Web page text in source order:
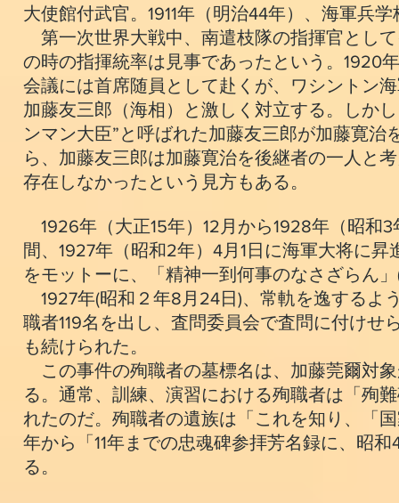
大使館付武官。1911年（明治44年）、海軍兵
第一次世界大戦中、南遣枝隊の指揮官とし
の時の指揮統率は見事であったという。1920
会議には首席随員として赴くが、ワシントン
加藤友三郎（海相）と激しく対立する。しか
ンマン大臣”と呼ばれた加藤友三郎が加藤寛
ら、加藤友三郎は加藤寛治を後継者の一人と
存在しなかったという見方もある。
1926年（大正15年）12月から1928年（昭和
間、1927年（昭和2年）4月1日に海軍大将に
をモットーに、「精神一到何事のなさざらん
1927年(昭和２年8月24日)、常軌を逸するよ
職者119名を出し、査問委員会で査問に付け
も続けられた。
この事件の殉職者の墓標名は、加藤莞爾対
る。通常、訓練、演習における殉職者は「殉
れたのだ。殉職者の遺族は「これを知り、「
年から「11年までの忠魂碑参拝芳名録に、昭
る。